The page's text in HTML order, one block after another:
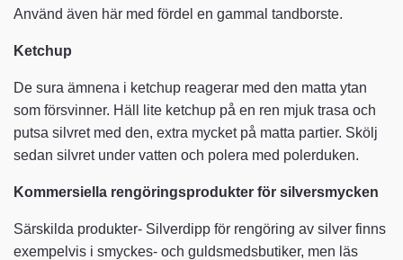
Använd även här med fördel en gammal tandborste.
Ketchup
De sura ämnena i ketchup reagerar med den matta ytan
som försvinner. Häll lite ketchup på en ren mjuk trasa och
putsa silvret med den, extra mycket på matta partier. Skölj
sedan silvret under vatten och polera med polerduken.
Kommersiella rengöringsprodukter för silversmycken
Särskilda produkter- Silverdipp för rengöring av silver finns
exempelvis i smyckes- och guldsmedsbutiker, men läs